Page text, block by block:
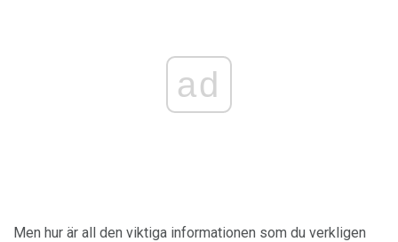
ad
Men hur är all den viktiga informationen som du verkligen